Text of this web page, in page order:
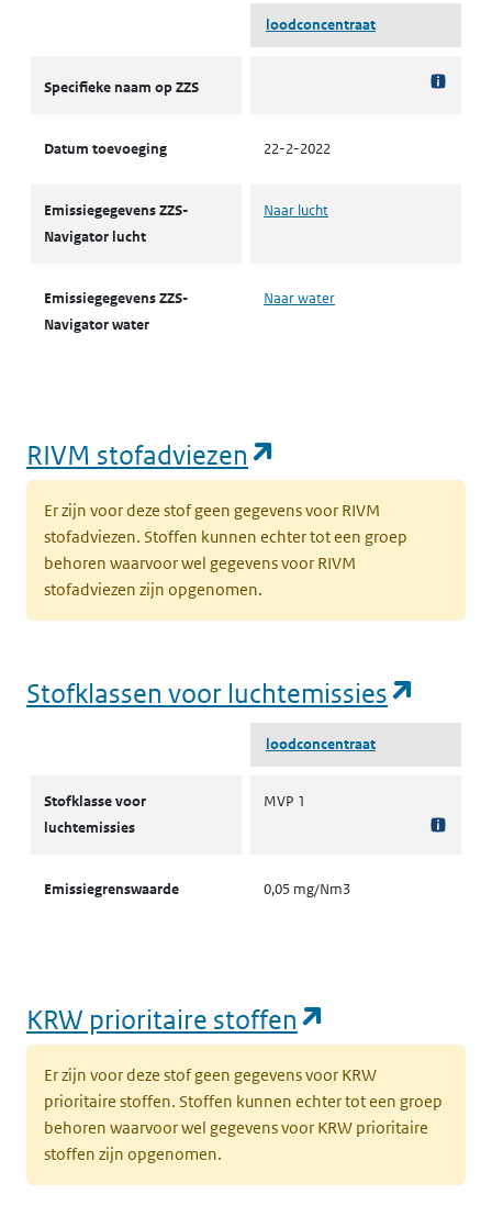
loodconcentraat
Specifieke naam op ZZS
Datum toevoeging 22-2-2022
Emissiegegevens ZZS-
Navigator lucht
Naar lucht
Emissiegegevens ZZS-
Navigator water
Naar water
RIVM stofadviezen
Er zijn voor deze stof geen gegevens voor RIVM
stofadviezen. Stoffen kunnen echter tot een groep
behoren waarvoor wel gegevens voor RIVM
stofadviezen zijn opgenomen.
Stofklassen voor luchtemissies
loodconcentraat
Stofklasse voor
luchtemissies
MVP 1
Emissiegrenswaarde 0,05 mg/Nm3
KRW prioritaire stoffen
Er zijn voor deze stof geen gegevens voor KRW
prioritaire stoffen. Stoffen kunnen echter tot een groep
behoren waarvoor wel gegevens voor KRW prioritaire
stoffen zijn opgenomen.